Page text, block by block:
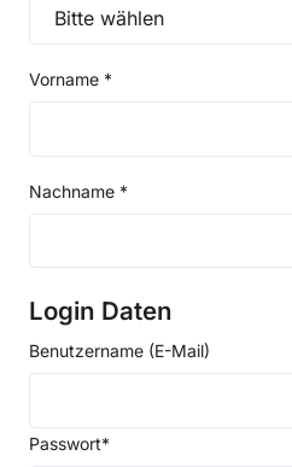
Vorname *
Nachname *
Login Daten
Benutzername (E-Mail)
Passwort*